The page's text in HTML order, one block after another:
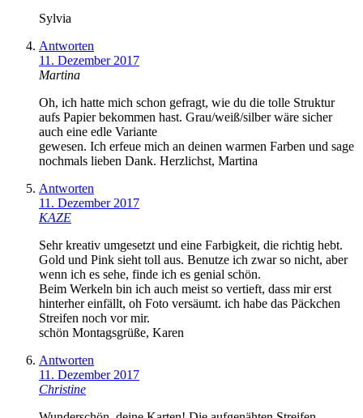
Sylvia
Antworten
11. Dezember 2017
Martina
Oh, ich hatte mich schon gefragt, wie du die tolle Struktur
aufs Papier bekommen hast. Grau/weiß/silber wäre sicher
auch eine edle Variante
gewesen. Ich erfeue mich an deinen warmen Farben und sage
nochmals lieben Dank. Herzlichst, Martina
Antworten
11. Dezember 2017
KAZE
Sehr kreativ umgesetzt und eine Farbigkeit, die richtig hebt.
Gold und Pink sieht toll aus. Benutze ich zwar so nicht, aber
wenn ich es sehe, finde ich es genial schön.
Beim Werkeln bin ich auch meist so vertieft, dass mir erst
hinterher einfällt, oh Foto versäumt. ich habe das Päckchen
Streifen noch vor mir.
schön Montagsgrüße, Karen
Antworten
11. Dezember 2017
Christine